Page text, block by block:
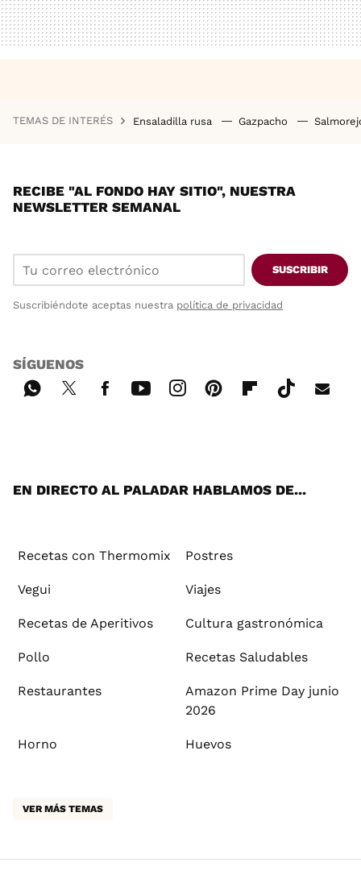
TEMAS DE INTERÉS Ensaladilla rusa Gazpacho
RECIBE "AL FONDO HAY SITIO", NUESTRA
NEWSLETTER SEMANAL
SUSCRIBIR
Suscribiéndote aceptas nuestra política de privacidad
SÍGUENOS
EN DIRECTO AL PALADAR HABLAMOS DE...
Recetas con Thermomix Postres
Vegui Viajes
Recetas de Aperitivos Cultura gastronómica
Pollo Recetas Saludables
Restaurantes
Amazon Prime Day junio
2026
Horno Huevos
VER MÁS TEMAS